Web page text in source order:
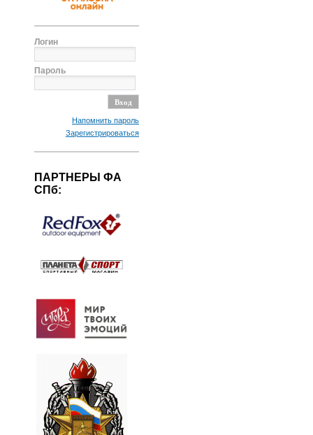
Логин
Пароль
Напомнить пароль
Зарегистрироваться
ПАРТНЕРЫ ФА
СПб: